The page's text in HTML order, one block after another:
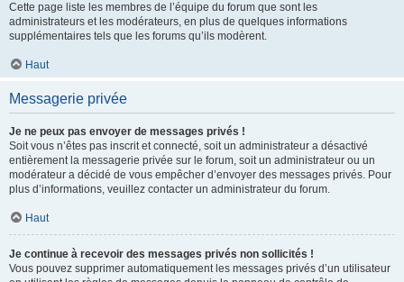
Cette page liste les membres de l’équipe du forum que sont les
administrateurs et les modérateurs, en plus de quelques informations
supplémentaires tels que les forums qu’ils modèrent.
Haut
Messagerie privée
Je ne peux pas envoyer de messages privés !
Soit vous n’êtes pas inscrit et connecté, soit un administrateur a désactivé
entièrement la messagerie privée sur le forum, soit un administrateur ou un
modérateur a décidé de vous empêcher d’envoyer des messages privés. Pour
plus d’informations, veuillez contacter un administrateur du forum.
Haut
Je continue à recevoir des messages privés non sollicités !
Vous pouvez supprimer automatiquement les messages privés d’un utilisateur